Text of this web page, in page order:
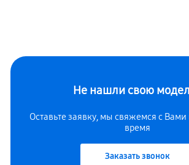
Не нашли свою
Оставьте заявку, мы свяжемся с
время
Заказать звонок